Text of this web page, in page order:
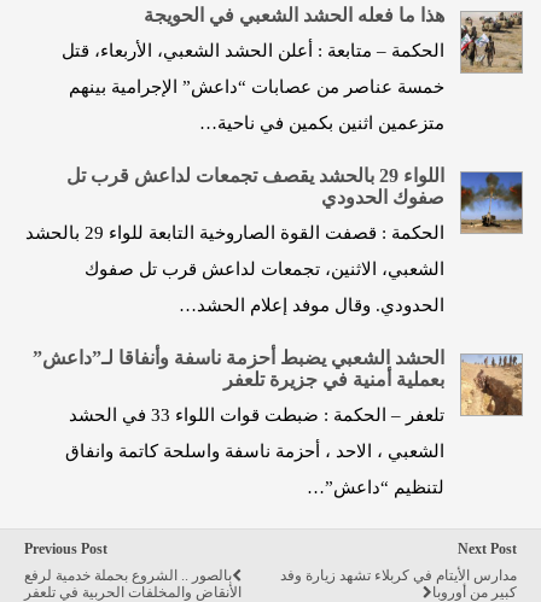
هذا ما فعله الحشد الشعبي في الحويجة
الحكمة – متابعة : أعلن الحشد الشعبي، الأربعاء، قتل
خمسة عناصر من عصابات “داعش” الإجرامية بينهم
متزعمين اثنين بكمين في ناحية…
اللواء 29 بالحشد يقصف تجمعات لداعش قرب تل
صفوك الحدودي
الحكمة : قصفت القوة الصاروخية التابعة للواء 29 بالحشد
الشعبي، الاثنين، تجمعات لداعش قرب تل صفوك
الحدودي. وقال موفد إعلام الحشد…
الحشد الشعبي يضبط أحزمة ناسفة وأنفاقا لـ”داعش”
بعملية أمنية في جزيرة تلعفر
تلعفر – الحكمة : ضبطت قوات اللواء 33 في الحشد
الشعبي ، الاحد ، أحزمة ناسفة واسلحة كاتمة وانفاق
لتنظيم “داعش”…
Previous Post
بالصور .. الشروع بحملة خدمية لرفع
الأنقاض والمخلفات الحربية في تلعفر
Next Post
مدارس الأيتام في كربلاء تشهد زيارة وفد
كبير من أوروبا